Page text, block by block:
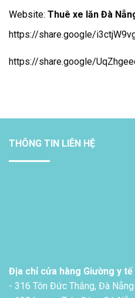
Website: Thuê xe lăn Đà
https://share.google/
https://share.google/
THÔNG TIN LIÊN HỆ
Địa chỉ cửa hàng Giường y tế
- 316 Tôn Đức Thắng, Đà Nẵng